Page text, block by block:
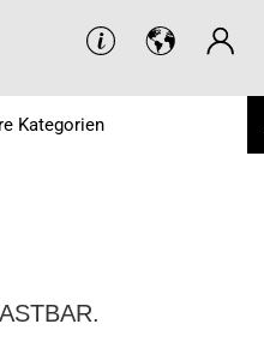
Kategorien